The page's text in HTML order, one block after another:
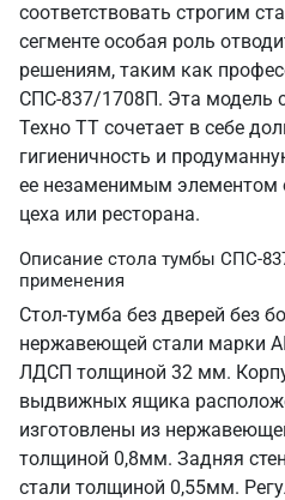
соответствовать строгим
сегменте особая роль
решениям, таким как
СПС-837/1708П. Эта модель
Техно ТТ сочетает в себе
гигиеничность и
ее незаменимым элементом
цеха или ресторана.
Описание стола тумбы СПС-
применения
Стол-тумба без дверей без
нержавеющей стали марки
ЛДСП толщиной 32 мм.
выдвижных ящика
изготовлены из
толщиной 0,8мм. Задняя
стали толщиной 0,55мм.